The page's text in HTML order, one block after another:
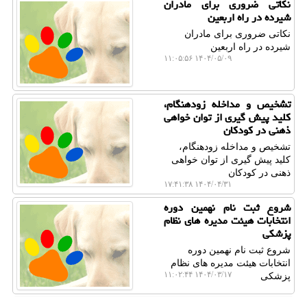
نکاتی ضروری برای مادران
شیرده در راه اربعین
نکاتی ضروری برای مادران
شیرده در راه اربعین
۱۴۰۴/۰۵/۰۹ ۱۱:۰۵:۵۶
تشخیص و مداخله زودهنگام،
کلید پیش گیری از توان خواهی
ذهنی در کودکان
تشخیص و مداخله زودهنگام،
کلید پیش گیری از توان خواهی
ذهنی در کودکان
۱۴۰۴/۰۴/۳۱ ۱۷:۴۱:۳۸
شروع ثبت نام نهمین دوره
انتخابات هیئت مدیره های نظام
پزشکی
شروع ثبت نام نهمین دوره
انتخابات هیئت مدیره های نظام
پزشکی
۱۴۰۴/۰۳/۱۷ ۱۱:۰۲:۴۴